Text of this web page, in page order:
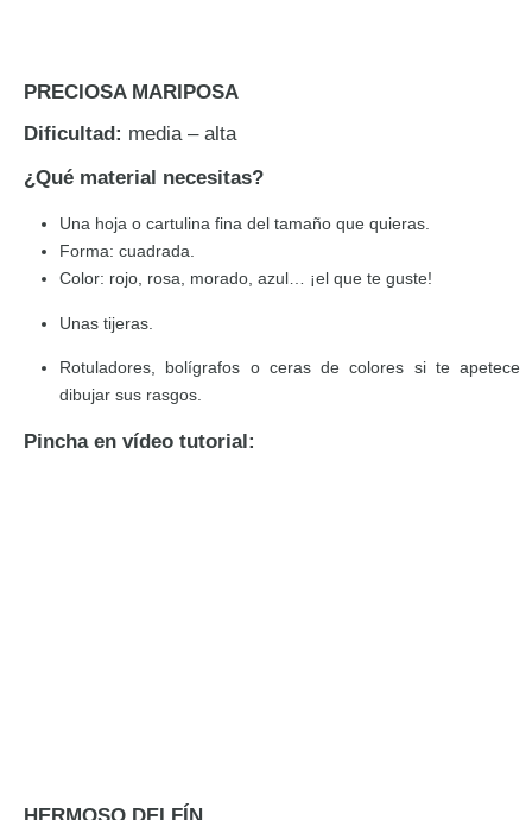
PRECIOSA MARIPOSA
Dificultad: media – alta
¿Qué material necesitas?
Una hoja o cartulina fina del tamaño que quieras.
Forma: cuadrada.
Color: rojo, rosa, morado, azul… ¡el que te guste!
Unas tijeras.
Rotuladores, bolígrafos o ceras de colores si te apetece
dibujar sus rasgos.
Pincha en vídeo tutorial: